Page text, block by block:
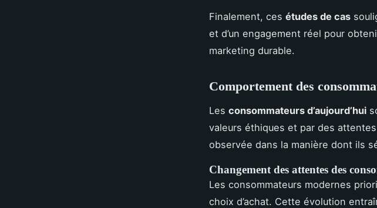
Finalement, ces études de cas
et d’un engagement réel pour
marketing durable.
Comportement des
Les consommateurs d’aujourd’hui
valeurs éthiques et par des
observée dans la manière dont ils
Changement des attentes des
Les consommateurs modernes
choix d’achat. Cette évolution